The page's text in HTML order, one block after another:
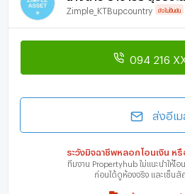
Zimple_KTBupcountry ยังไม่ยืนยัน
094 216
ส่งอีเม
ระวังมิจฉาชีพหลอกโอนเงิน ห
ทีมงาน Propertyhub ไม่แนะนำให้โอ
ก่อนได้ดูห้องจริง และเซ็น